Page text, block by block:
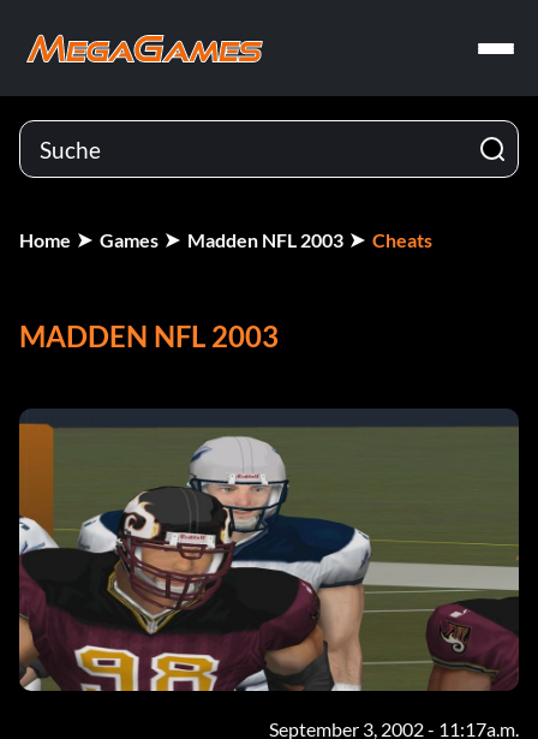
Home Games Madden NFL 2003 Cheats
MADDEN NFL 2003
September 3, 2002 - 11:17a.m.